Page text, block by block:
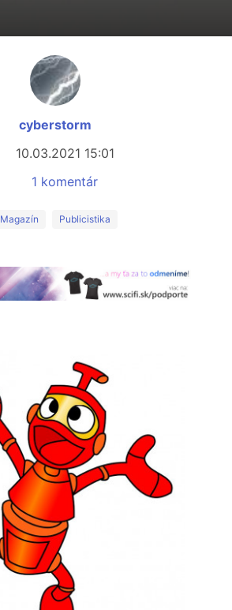
cyberstorm
10.03.2021 15:01
1 komentár
Magazín Publicistika